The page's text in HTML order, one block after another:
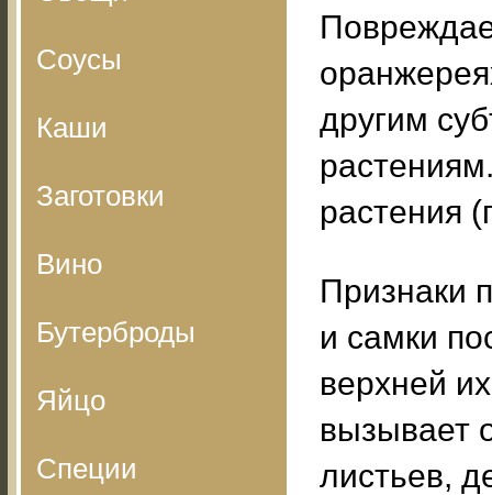
Соусы
Каши
Заготовки
Вино
Бутерброды
Яйцо
Специи
другим
растения
Признаки
и самки
верхней
вызывает
листьев,